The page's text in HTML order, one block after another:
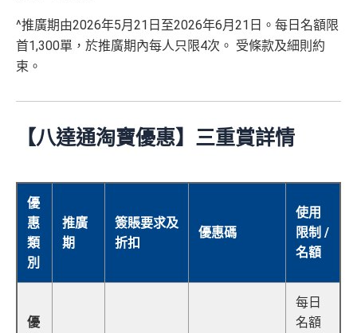
^推廣期由2026年5月21日至2026年6月21日。每日名額限
首1,300單，於推廣期內每人只限4次。 受條款及細則約
束。
【八達通淘寶優惠】三重賞詳情
優
惠
類
別
推廣
期
簽賬要求及
折扣
優惠碼
使用
限制 /
名額
優
每日
名額